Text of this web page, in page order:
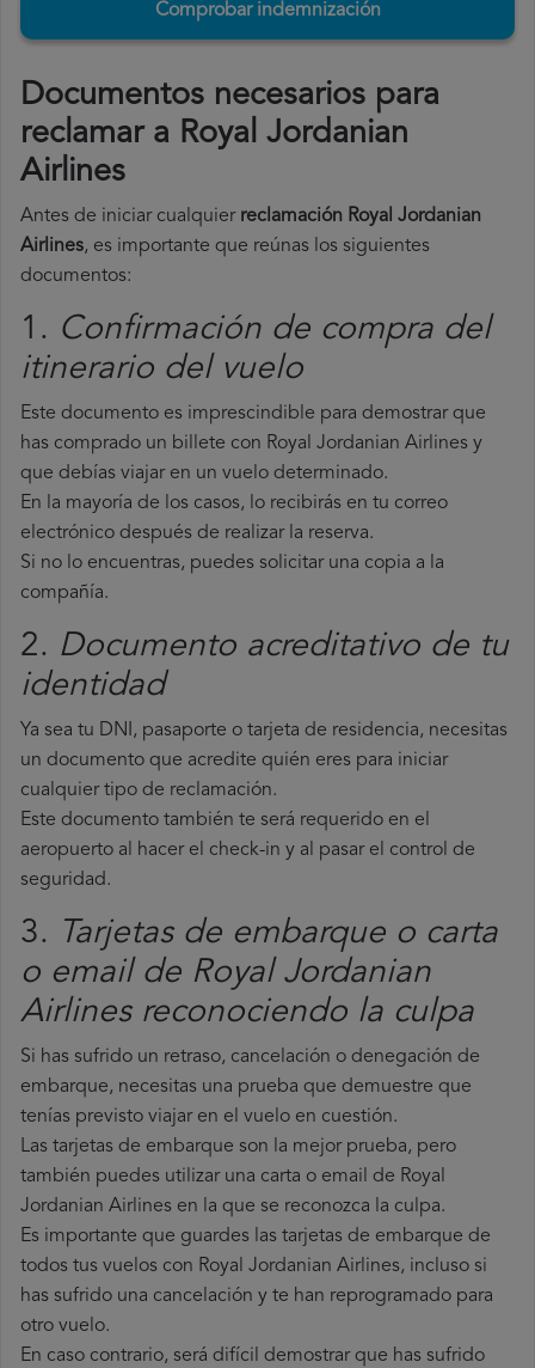
Comprobar indemnización
Documentos necesarios para
reclamar a Royal Jordanian
Airlines
Antes de iniciar cualquier reclamación Royal Jordanian
Airlines, es importante que reúnas los siguientes
documentos:
1. Confirmación de compra del
itinerario del vuelo
Este documento es imprescindible para demostrar que
has comprado un billete con Royal Jordanian Airlines y
que debías viajar en un vuelo determinado.
En la mayoría de los casos, lo recibirás en tu correo
electrónico después de realizar la reserva.
Si no lo encuentras, puedes solicitar una copia a la
compañía.
2. Documento acreditativo de tu
identidad
Ya sea tu DNI, pasaporte o tarjeta de residencia, necesitas
un documento que acredite quién eres para iniciar
cualquier tipo de reclamación.
Este documento también te será requerido en el
aeropuerto al hacer el check-in y al pasar el control de
seguridad.
3.
Tarjetas de embarque o carta
o email de Royal Jordanian
Airlines reconociendo la culpa
Si has sufrido un retraso, cancelación o denegación de
embarque, necesitas una prueba que demuestre que
tenías previsto viajar en el vuelo en cuestión.
Las tarjetas de embarque son la mejor prueba, pero
también puedes utilizar una carta o email de Royal
Jordanian Airlines en la que se reconozca la culpa.
Es importante que guardes las tarjetas de embarque de
todos tus vuelos con Royal Jordanian Airlines, incluso si
has sufrido una cancelación y te han reprogramado para
otro vuelo.
En caso contrario, será difícil demostrar que has sufrido